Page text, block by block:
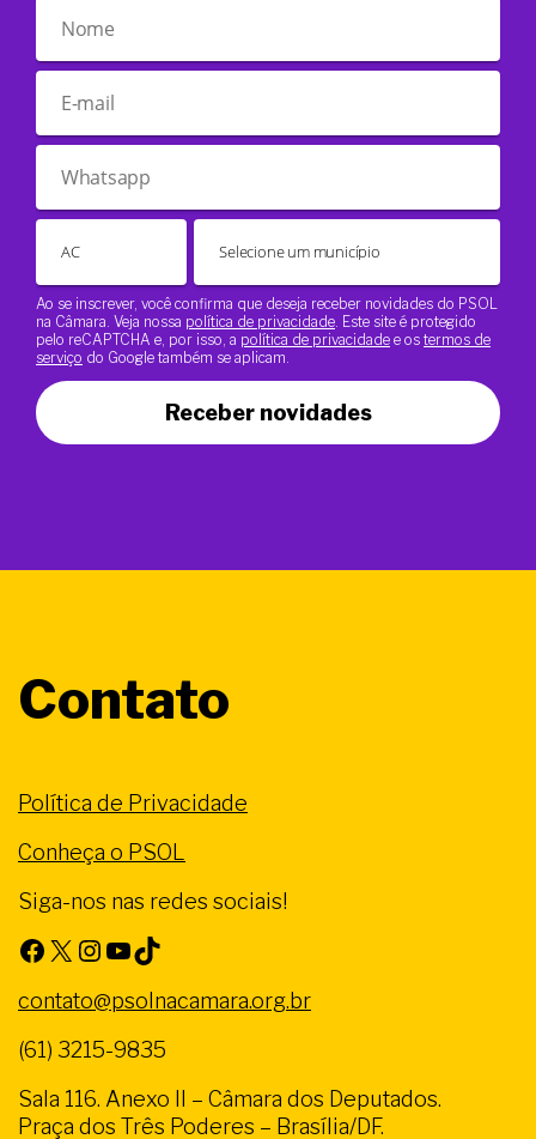
Ao se inscrever, você confirma que deseja receber novidades do PSOL
na Câmara. Veja nossa política de privacidade . Este site é protegido
pelo reCAPTCHA e, por isso, a política de privacidade e os termos de
serviço do Google também se aplicam.
Receber novidades
Contato
Política de Privacidade
Conheça o PSOL
Siga-nos nas redes sociais!
Facebook X Instagram Youtube TikTok
contato@psolnacamara.org.br
(61) 3215-9835
Sala 116. Anexo II – Câmara dos Deputados.
Praça dos Três Poderes – Brasília/DF.